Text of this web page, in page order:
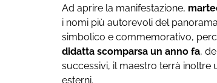
Ad aprire la manifestazione,
i nomi più autorevoli del
simbolico e commemorativo,
didatta scomparsa un anno fa,
successivi, il maestro terrà inoltre
esterni.